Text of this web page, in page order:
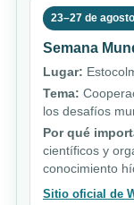
23–27 de
Semana
Lugar:
Tema:
los desafíos
Por qué
científicos y
conocimiento
Sitio oficial de